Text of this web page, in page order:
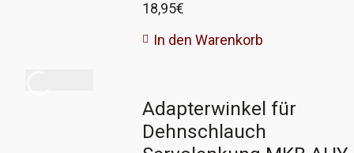
Fahrgestellnummer Y-089498.
Ausbau des Trockners quasi
auseinander. Diese
Ersatzschellen sind dem Original
18,95€
In den Warenkorb
Adapterwinkel für
Dehnschlauch